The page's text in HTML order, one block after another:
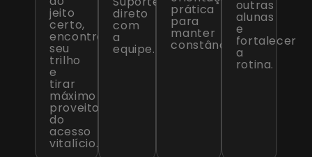
jeito
certo,
encontrar
seu
trilho
e
tirar
máximo
proveito
do
acesso
vitalício.
direto
com
a
equipe.
prática
para
manter
constância.
outras
alunas
e
fortalecer
a
rotina.